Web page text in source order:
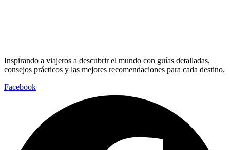
Inspirando a viajeros a descubrir el mundo con guías detalladas,
consejos prácticos y las mejores recomendaciones para cada destino.
Facebook